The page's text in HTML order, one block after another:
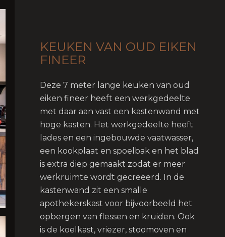
KEUKEN VAN OUD EIKEN
FINEER
Deze 7 meter lange keuken van oud
eiken fineer heeft een werkgedeelte
met daar aan vast een kastenwand met
hoge kasten. Het werkgedeelte heeft
lades en een ingebouwde vaatwasser,
een kookplaat en spoelbak en het blad
is extra diep gemaakt zodat er meer
werkruimte wordt gecreëerd. In de
kastenwand zit een smalle
apothekerskast voor bijvoorbeeld het
opbergen van flessen en kruiden. Ook
is de koelkast, vriezer, stoomoven en